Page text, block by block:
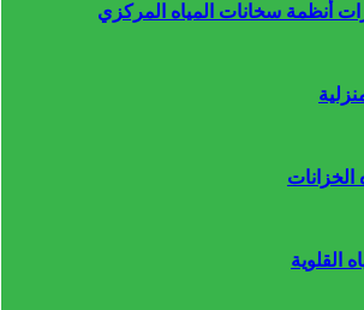
أنظمة سخانات المياه المركزي
الخزانات
القلوية